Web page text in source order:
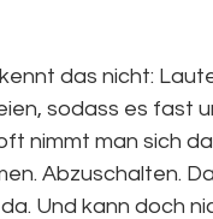
das nicht:
sodass es fast
nimmt man sich
Abzuschalten.
Und kann doch